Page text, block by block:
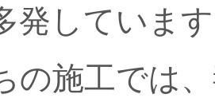
発していま
の施工では